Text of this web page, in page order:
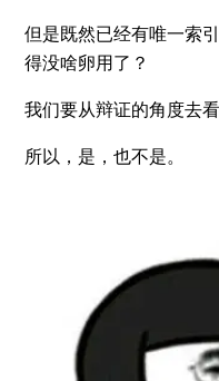
但是既然已经有唯一索
得没啥卵用了？
我们要从辩证的角度去
所以，是，也不是。